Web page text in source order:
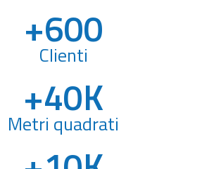
+600
Clienti
+40K
Metri quadrati